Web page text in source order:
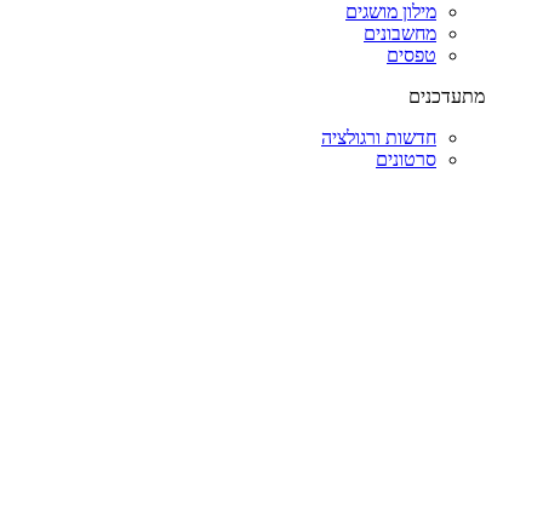
מילון מושגים
מחשבונים
טפסים
מתעדכנים
חדשות ורגולציה
סרטונים